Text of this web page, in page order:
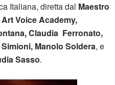
Italiana, diretta dal Maestro
Art Voice Academy,
Claudia Ferronato,
Manolo Soldera, e
Sasso.